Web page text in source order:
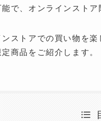
で、オンラインスト
ストアでの買い物を
商品をご紹介します。